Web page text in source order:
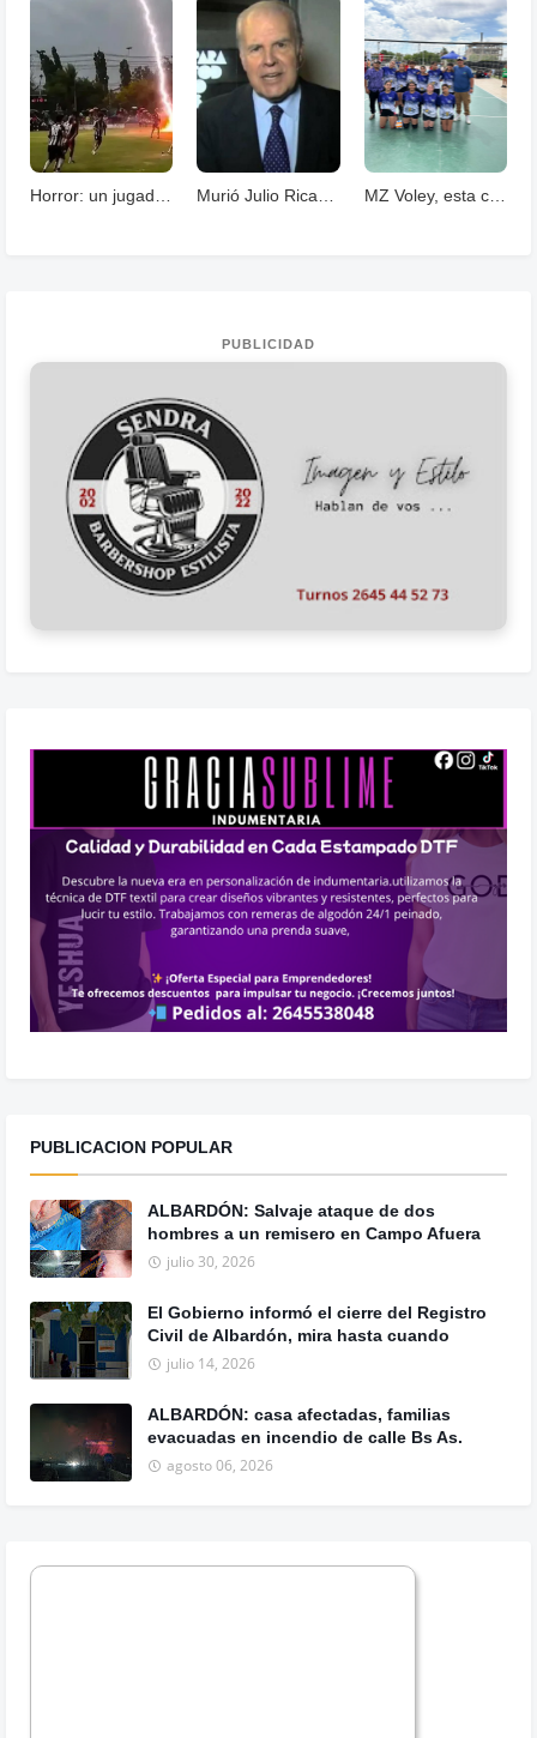
MZ Voley, esta cerrando un año con grandes logros
PUBLICIDAD
PUBLICACION POPULAR
ALBARDÓN: Salvaje ataque de dos
hombres a un remisero en Campo Afuera
julio 30, 2026
El Gobierno informó el cierre del Registro
Civil de Albardón, mira hasta cuando
julio 14, 2026
ALBARDÓN: casa afectadas, familias
evacuadas en incendio de calle Bs As.
agosto 06, 2026